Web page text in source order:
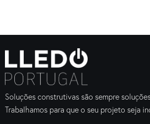
Soluções construtivas são sempre
Trabalhamos para que o seu projeto seja